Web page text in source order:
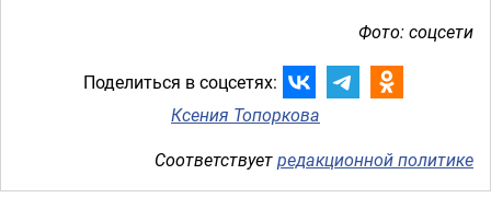
Фото: соцсети
Поделиться в соцсетях:
Ксения Топоркова
Соответствуетредакционной политике